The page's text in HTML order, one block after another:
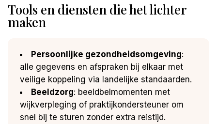
Tools en diensten die het lichter
maken
Persoonlijke gezondheidsomgeving:
alle gegevens en afspraken bij elkaar met
veilige koppeling via landelijke standaarden.
Beeldzorg: beeldbelmomenten met
wijkverpleging of praktijkondersteuner om
snel bij te sturen zonder extra reistijd.